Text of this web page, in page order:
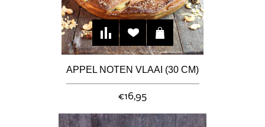
APPEL NOTEN VLAAI (30 CM)
€16,95